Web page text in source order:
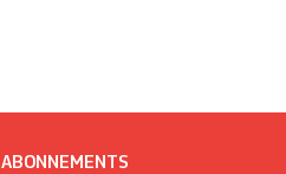
ABONNEMENTS